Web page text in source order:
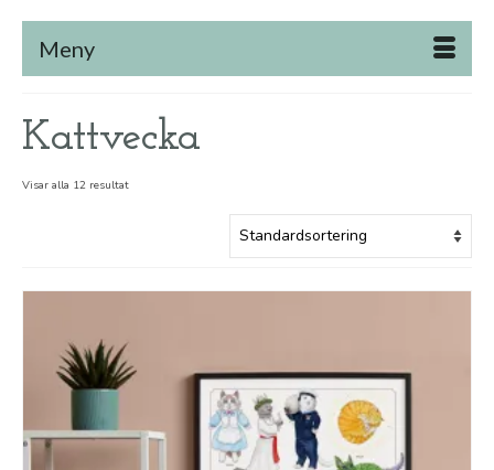
Meny
Kattvecka
Visar alla 12 resultat